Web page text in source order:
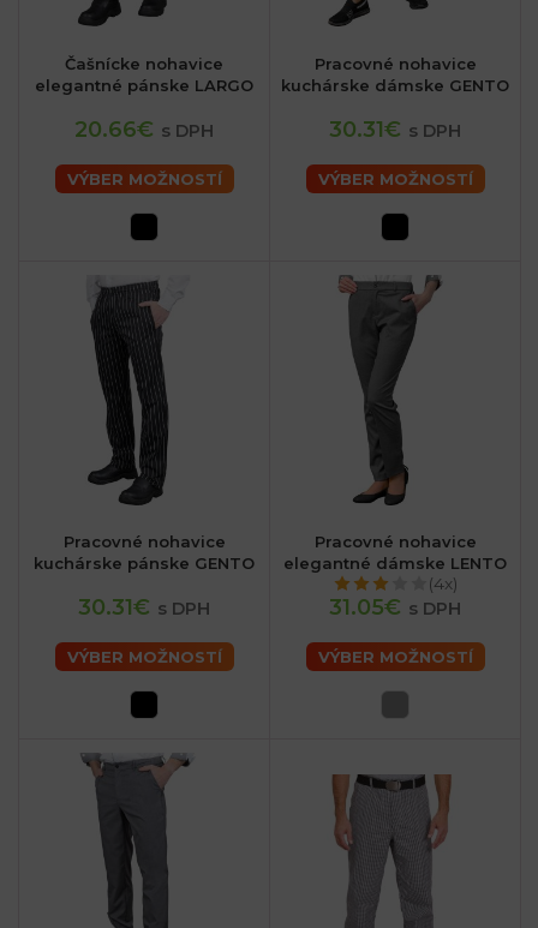
Čašnícke nohavice
elegantné pánske LARGO
20.66€ s DPH
VÝBER MOŽNOSTÍ
Pracovné nohavice
kuchárske dámske GENTO
30.31€ s DPH
VÝBER MOŽNOSTÍ
Pracovné nohavice
kuchárske pánske GENTO
30.31€ s DPH
VÝBER MOŽNOSTÍ
Pracovné nohavice
elegantné dámske LENTO
(4x)
31.05€ s DPH
VÝBER MOŽNOSTÍ